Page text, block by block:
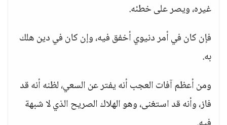
غيره، ويصر على خطئه.
فإن كان في أمر دنيوي أخفق فيه، وإن كان في دين هلك
به.
ومن أعظم آفات العجب أنه يفتر عن السعي، لظنه أنه قد
فاز، وأنه قد استغنى، وهو الهلاك الصريح الذي لا شبهة